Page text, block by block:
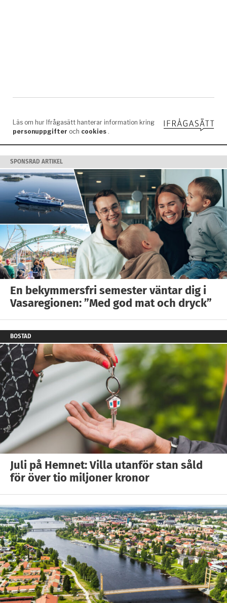
SPONSRAD ARTIKEL
En bekymmersfri semester väntar dig i
Vasaregionen: ”Med god mat och dryck”
BOSTAD
Juli på Hemnet: Villa utanför stan såld
för över tio miljoner kronor